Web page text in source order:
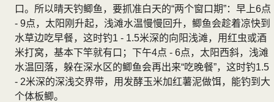
口。所以晴天钓鲫鱼，要抓准白天的“两个窗口期”：早上6点
- 9点，太阳刚升起，浅滩水温慢慢回升，鲫鱼会趁着凉快到
水草边吃早餐，这时钓1 - 1.5米深的向阳浅滩，用红虫或酒
米打窝，基本下竿就有口；下午4点 - 6点，太阳西斜，浅滩
水温回落，躲在深水区的鲫鱼会再出来“吃晚餐”，这时钓1.5
- 2米深的深浅交界带，用发酵玉米加红薯泥做饵，能钓到大
个体板鲫。